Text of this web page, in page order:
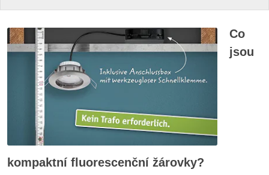
Co
jsou
kompaktní fluorescenční žárovky?